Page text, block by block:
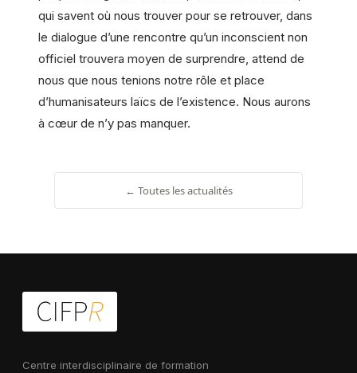
qui savent où nous trouver pour se retrouver, dans
le dialogue d’une rencontre qu’un inconscient non
officiel trouvera moyen de surprendre, attend de
nous que nous tenions notre rôle et place
d’humanisateurs laïcs de l’existence. Nous aurons
à cœur de n’y pas manquer.
← Toutes les actualités
Centre interdisciplinaire de formation